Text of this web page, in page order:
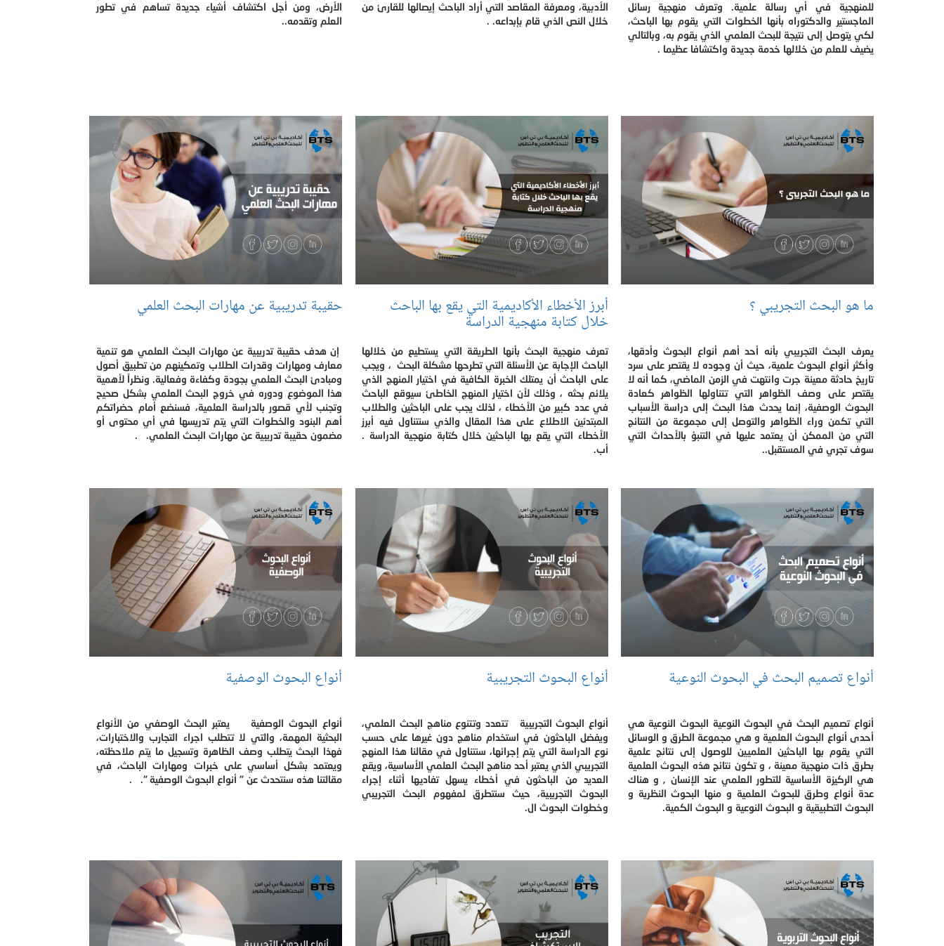
للمنهجية في أي رسالة علمية. وتعرف منهجية رسائل
الماجستير والدكتوراه بأنها الخطوات التي يقوم بها الباحث،
لكي يتوصل إلى نتيجة للبحث العلمي الذي يقوم به، وبالتالي
يضيف للعلم من خلالها خدمة جديدة واكتشافا عظيما .
الأدبية، ومعرفة المقاصد التي أراد الباحث إيصالها للقارئ من
خلال النص الذي قام بإبداعه. .
الأرض، ومن أجل اكتشاف أشياء جديدة تساهم في تطور
العلم وتقدمه..
ما هو البحث التجريبي ؟
يعرف البحث التجريبي بأنه أحد أهم أنواع البحوث وأدقها،
وأكثر أنواع البحوث علمية، حيث أن وجوده لا يقتصر على سرد
تاريخ حادثة معينة جرت وانتهت في الزمن الماضي، كما أنه لا
يقتصر على وصف الظواهر التي تتناولها الظواهر كعادة
البحوث الوصفية، إنما يحدث هذا البحث إلى دراسة الأسباب
التي تكمن وراء الظواهر والتوصل إلى مجموعة من النتائج
التي من الممكن أن يعتمد عليها في التنبؤ بالأحداث التي
سوف تجري في المستقبل..
أبرز الأخطاء الأكاديمية التي يقع بها الباحث
خلال كتابة منهجية الدراسة
تعرف منهجية البحث بأنها الطريقة التي يستطيع من خلالها
الباحث الإجابة عن الأسئلة التي تطرحها مشكلة البحث ، ويجب
على الباحث أن يمتلك الخبرة الكافية في اختيار المنهج الذي
يلائم بحثه ، وذلك لأن اختيار المنهج الخاطئ سيوقع الباحث
في عدد كبير من الأخطاء ، لذلك يجب على الباحثين والطلاب
المبتدئين الاطلاع على هذا المقال والذي سنتناول فيه أبرز
الأخطاء التي يقع بها الباحثين خلال كتابة منهجية الدراسة .
أب.
حقيبة تدريبية عن مهارات البحث العلمي
إن هدف حقيبة تدريبية عن مهارات البحث العلمي هو تنمية
معارف ومهارات وقدرات الطلاب وتمكينهم من تطبيق أصول
ومبادئ البحث العلمي بجودة وكفاءة وفعالية. ونظراً لأهمية
هذا الموضوع ودوره في خروج البحث العلمي بشكل صحيح
وتجنب لأي قصور بالدراسة العلمية، فسنضع أمام حضراتكم
أهم البنود والخطوات التي يتم تدريسها في أي محتوى أو
مضمون حقيبة تدريبية عن مهارات البحث العلمي. .
أنواع تصميم البحث في البحوث النوعية
أنواع تصميم البحث في البحوث النوعية البحوث النوعية هي
أحدى أنواع البحوث العلمية و هي مجموعة الطرق و الوسائل
التي يقوم بها الباحثين العلميين للوصول إلى نتائج علمية
بطرق ذات منهجية معينة ، و تكون نتائج هذه البحوث العلمية
هي الركيزة الأساسية للتطور العلمي عند الإنسان , و هناك
عدة أنواع وطرق للبحوث العلمية و منها البحوث النظرية و
البحوث التطبيقية و البحوث النوعية و البحوث الكمية.
أنواع البحوث التجريبية
أنواع البحوث التجريبية تتعدد وتتنوع مناهج البحث العلمي،
ويفضل الباحثون في استخدام مناهج دون غيرها على حسب
نوع الدراسة التي يتم إجرائها، سنتناول في مقالنا هذا المنهج
التجريبي الذي يعتبر أحد مناهج البحث العلمي الأساسية، ويقع
العديد من الباحثون في أخطاء يسهل تفاديها أثناء إجراء
البحوث التجريبية، حيث سنتطرق لمفهوم البحث التجريبي
وخطوات البحوث ال.
أنواع البحوث الوصفية
أنواع البحوث الوصفية يعتبر البحث الوصفي من الأنواع
البحثية المهمة، والتي لا تتطلب اجراء التجارب والاختبارات،
فهذا البحث يتطلب وصف الظاهرة وتسجيل ما يتم ملاحظته،
ويعتمد بشكل أساسي على خبرات ومهارات الباحث، في
مقالتنا هذه سنتحدث عن " أنواع البحوث الوصفية ". .